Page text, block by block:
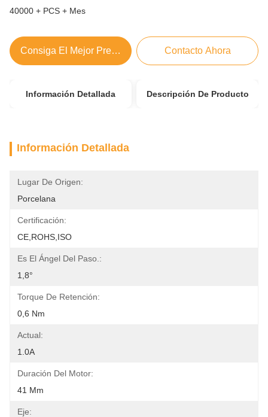
40000 + PCS + Mes
Consiga El Mejor Precio Contacto Ahora
Información Detallada Descripción De Producto
Información Detallada
Lugar De Origen:
Porcelana
Certificación:
CE,ROHS,ISO
Es El Ángel Del Paso.:
1,8°
Torque De Retención:
0,6 Nm
Actual:
1.0A
Duración Del Motor:
41 Mm
Eje: